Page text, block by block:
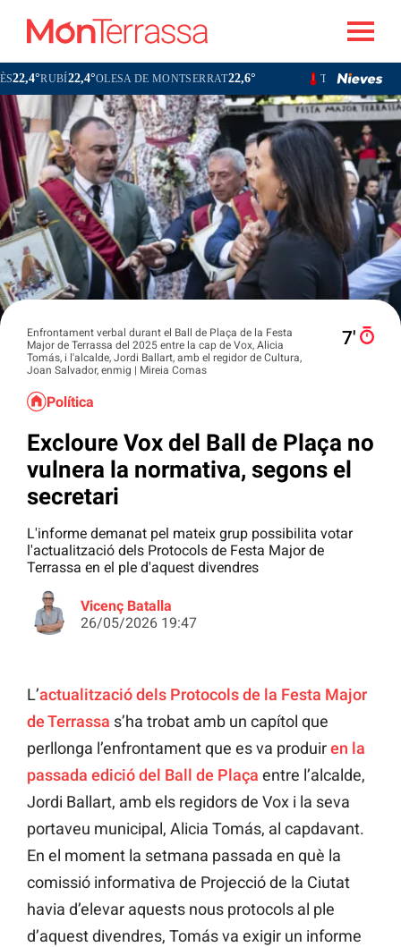
22,4°OLESA DE MONTSERRAT22,6° TERRASSA21,6°SABADELL
Enfrontament verbal durant el Ball de Plaça de la Festa
Major de Terrassa del 2025 entre la cap de Vox, Alicia
Tomás, i l'alcalde, Jordi Ballart, amb el regidor de Cultura,
Joan Salvador, enmig | Mireia Comas
7′
Política
Excloure Vox del Ball de Plaça no
vulnera la normativa, segons el
secretari
L'informe demanat pel mateix grup possibilita votar
l'actualització dels Protocols de Festa Major de
Terrassa en el ple d'aquest divendres
Vicenç Batalla
26/05/2026 19:47
L’actualització dels Protocols de la Festa Major
de Terrassa s’ha trobat amb un capítol que
perllonga l’enfrontament que es va produiren la
passada edició del Ball de Plaça entre l’alcalde,
Jordi Ballart, amb els regidors de Vox i la seva
portaveu municipal, Alicia Tomás, al capdavant.
En el moment la setmana passada en què la
comissió informativa de Projecció de la Ciutat
havia d’elevar aquests nous protocols al ple
d’aquest divendres, Tomás va exigir un informe